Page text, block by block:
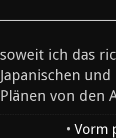
soweit ich das
Japanischen
Plänen von den
• Vorm